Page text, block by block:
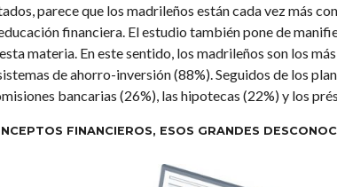
parece que los madrileños están cada vez más
financiera. El estudio también pone de
materia. En este sentido, los madrileños son los
de ahorro-inversión (88%). Seguidos de los
bancarias (26%), las hipotecas (22%) y los
FINANCIEROS, ESOS GRANDES